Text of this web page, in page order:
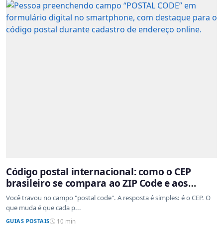
Código postal internacional: como o CEP
brasileiro se compara ao ZIP Code e aos
sistemas de outros países
Você travou no campo "postal code". A resposta é simples: é o CEP. O
que muda é que cada p...
GUIAS POSTAIS 10 min